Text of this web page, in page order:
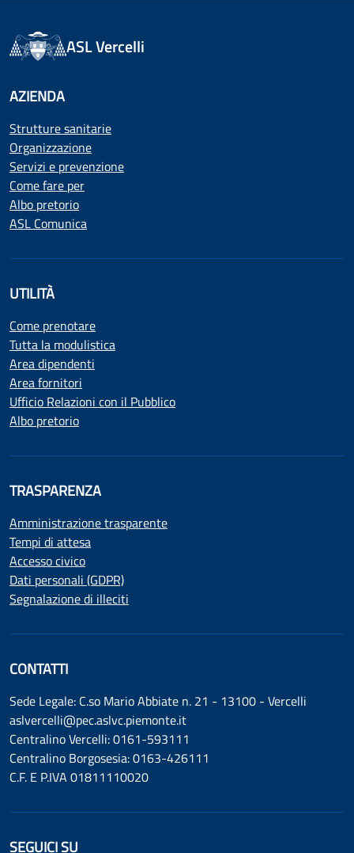
ASL Vercelli
AZIENDA
Strutture sanitarie
Organizzazione
Servizi e prevenzione
Come fare per
Albo pretorio
ASL Comunica
UTILITÀ
Come prenotare
Tutta la modulistica
Area dipendenti
Area fornitori
Ufficio Relazioni con il Pubblico
Albo pretorio
TRASPARENZA
Amministrazione trasparente
Tempi di attesa
Accesso civico
Dati personali (GDPR)
Segnalazione di illeciti
CONTATTI
Sede Legale: C.so Mario Abbiate n. 21 - 13100 - Vercelli
aslvercelli@pec.aslvc.piemonte.it
Centralino Vercelli: 0161-593111
Centralino Borgosesia: 0163-426111
C.F. E P.IVA 01811110020
SEGUICI SU